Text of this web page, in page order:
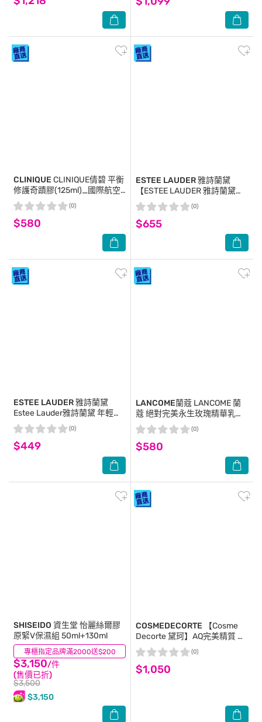
CLINIQUE CLINIQUE倩碧 平衡
修護奇蹟膠(125ml)_國際航空
版
$580
(0)
ESTEE LAUDER 雅詩蘭黛
【ESTEE LAUDER 雅詩蘭黛】
白金級逆時煥采防護精華乳
5mlx2 公司貨 乳液
$655
(0)
ESTEE LAUDER 雅詩蘭黛
Estee Lauder雅詩蘭黛 年輕無
敵一夜修護膠原霜 15ml
$449
(0)
LANCOME蘭蔻 LANCOME 蘭
蔻 絕對完美永生玫瑰精華乳
(10ml)X3-專櫃公司貨
$580
(0)
專櫃指定品牌滿2000送$200
SHISEIDO 資生堂 怡麗絲爾膠
原緊V保濕組 50ml+130ml
$3,150/件
(售價已折)
$3,500
$3,150
(0)
COSMEDECORTE 【Cosme
Decorte 黛珂】AQ完美精質 極
燦全能乳 50mlX2 公司貨
$1,050
(0)